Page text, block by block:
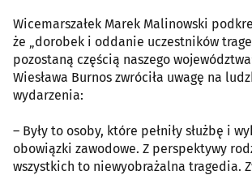
Wicemarszałek Marek Malinowski
że „dorobek i oddanie uczestników
pozostaną częścią naszego
Wiesława Burnos zwróciła uwagę na
wydarzenia:
– Były to osoby, które pełniły służbę i
obowiązki zawodowe. Z perspektywy
wszystkich to niewyobrażalna tragedia.